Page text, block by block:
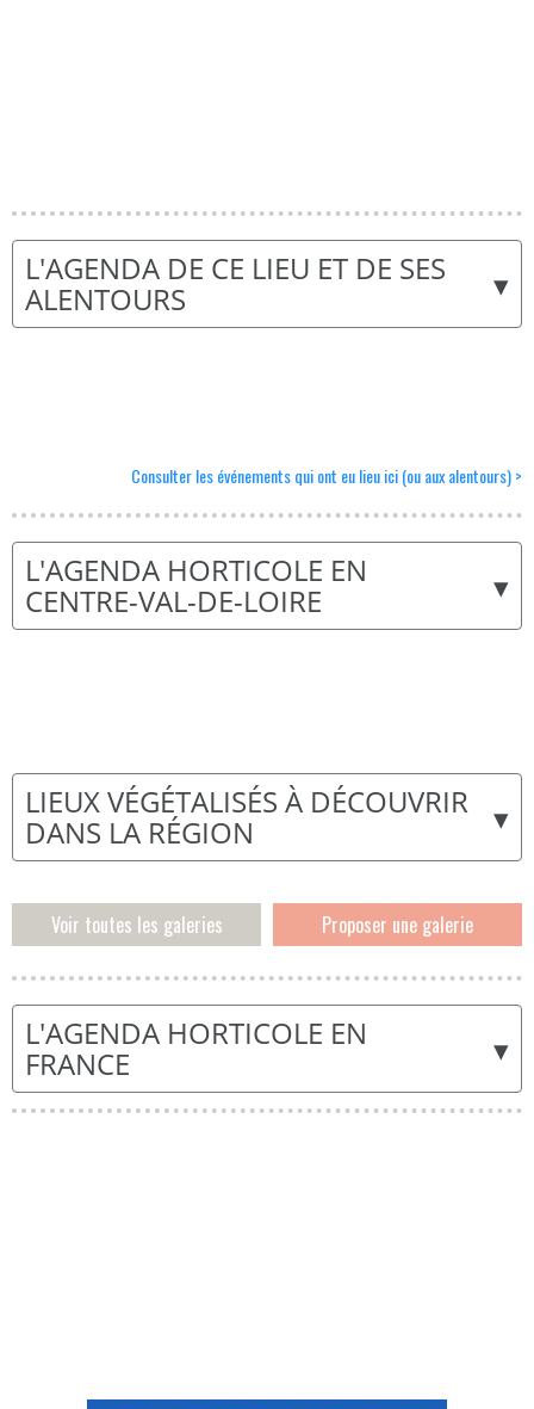
▾
L'AGENDA DE CE LIEU ET DE SES
ALENTOURS
Consulter les événements qui ont eu lieu ici (ou aux alentours) >
▾
L'AGENDA HORTICOLE EN
CENTRE-VAL-DE-LOIRE
▾
LIEUX VÉGÉTALISÉS À DÉCOUVRIR
DANS LA RÉGION
Voir toutes les galeries Proposer une galerie
▾
L'AGENDA HORTICOLE EN
FRANCE